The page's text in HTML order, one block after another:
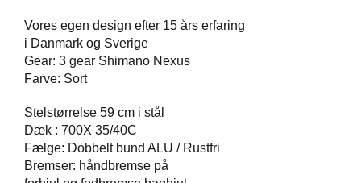
Vores​ ​egen​ ​design​ ​efter​ ​15​ ​års​ ​erfaring​ ​
i​ ​Danmark​ ​og​ ​Sverige
Gear:​ ​3​ ​gear​ ​Shimano​ ​Nexus
Farve:​ Sort
Stelstørrelse​ ​59 cm i stål
Dæk​ ​:​ ​700X​ ​35/40C
Fælge:​ ​Dobbelt​ ​bund​ ​ALU​ ​/​ ​Rustfri
Bremser:​ ​håndbremse​ ​på​ ​